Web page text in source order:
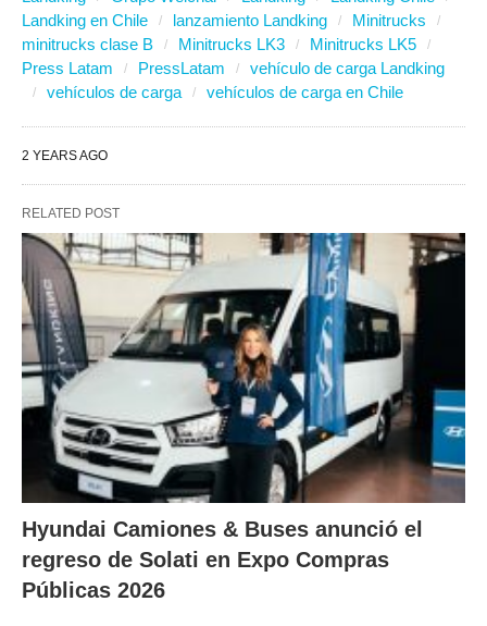
Landking en Chile
lanzamiento Landking
Minitrucks
minitrucks clase B
Minitrucks LK3
Minitrucks LK5
Press Latam
PressLatam
vehículo de carga Landking
vehículos de carga
vehículos de carga en Chile
2 YEARS AGO
RELATED POST
Hyundai Camiones & Buses anunció el
regreso de Solati en Expo Compras
Públicas 2026